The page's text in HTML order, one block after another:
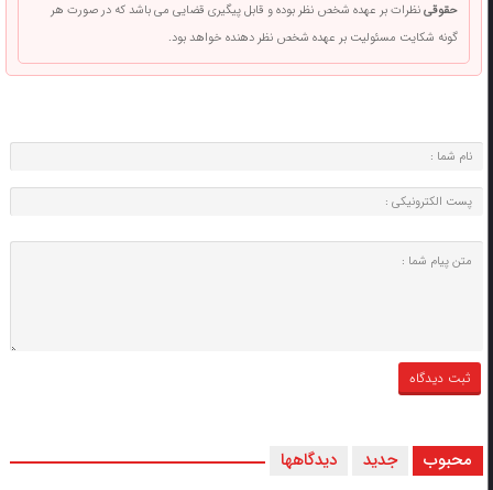
حقوقینظرات بر عهده شخص نظر بوده و قابل پیگیری قضایی می باشد که در صورت هر
گونه شکایت مسئولیت بر عهده شخص نظر دهنده خواهد بود.
محبوب جدید دیدگاهها